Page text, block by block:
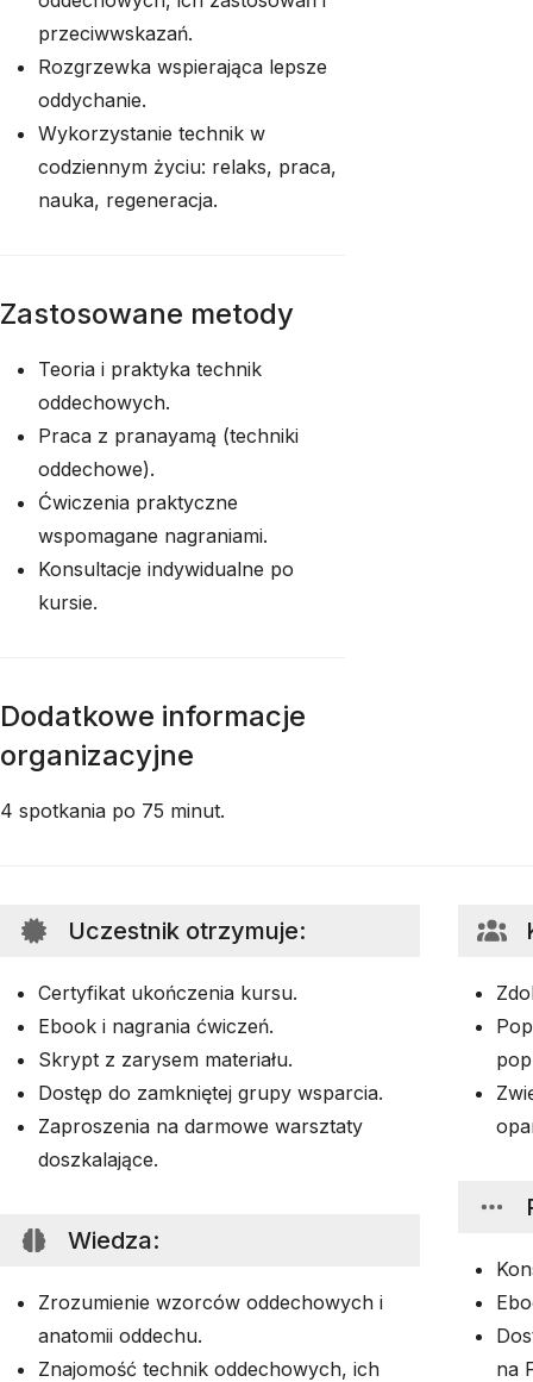
przeciwwskazań.
Rozgrzewka wspierająca lepsze
oddychanie.
Wykorzystanie technik w
codziennym życiu: relaks, praca,
nauka, regeneracja.
Zastosowane metody
Teoria i praktyka technik
oddechowych.
Praca z pranayamą (techniki
oddechowe).
Ćwiczenia praktyczne
wspomagane nagraniami.
Konsultacje indywidualne po
kursie.
Dodatkowe informacje
organizacyjne
4 spotkania po 75 minut.
Uczestnik otrzymuje:
Certyfikat ukończenia kursu.
Ebook i nagrania ćwiczeń.
Skrypt z zarysem materiału.
Dostęp do zamkniętej grupy wsparcia.
Zaproszenia na darmowe warsztaty
doszkalające.
Wiedza:
Zrozumienie wzorców oddechowych i
anatomii oddechu.
Znajomość technik oddechowych, ich
na